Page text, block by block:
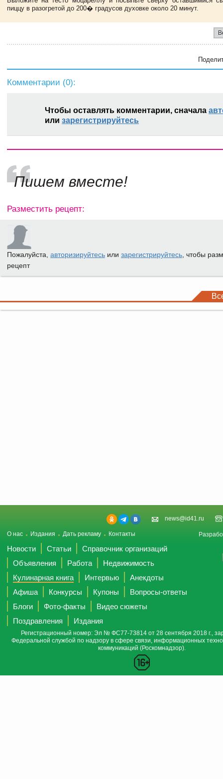
пиццу в разогретой до 200� градусов духовке около 20 минут.
Комментарии (0):
Чтобы оставлять комментарии, сначала
или зарегистрируйтесь
Пишем вместе!
Разместить рецепт:
Пожалуйста, авторизируйтесь или зарегистрируйтесь , чтобы
рецепт
news@id41.ru
О нас Издания Дать рекламу Контакты
Новости Статьи
Справочник организаций
Объявления
Работа
Недвижимость
Кулинарная книга
Интервью
Анекдоты
Афиша
Конкурсы Купоны
Вопросы-ответы
Блоги
Фото-факты
Видео сюжеты
Поздравления
Издания
Регистрационный номер: Эл № ФС77-73814 от 28 сентября 2018 г.,
Федеральной службой по надзору в сфере связи, информационных
коммуникаций (Роскомнадзор).